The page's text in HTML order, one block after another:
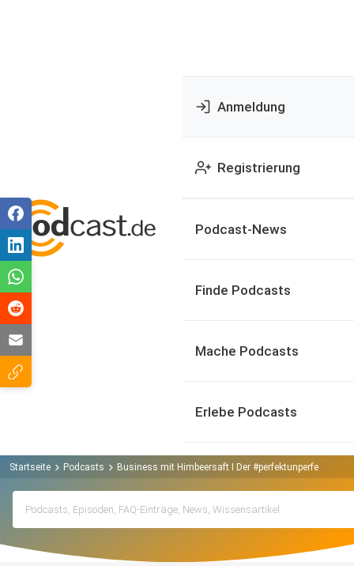
Anmeldung
Registrierung
Podcast-News
Finde Podcasts
Mache Podcasts
Erlebe Podcasts
Startseite Podcasts Business mit Himbeersaft I Der #perfektunperfekte